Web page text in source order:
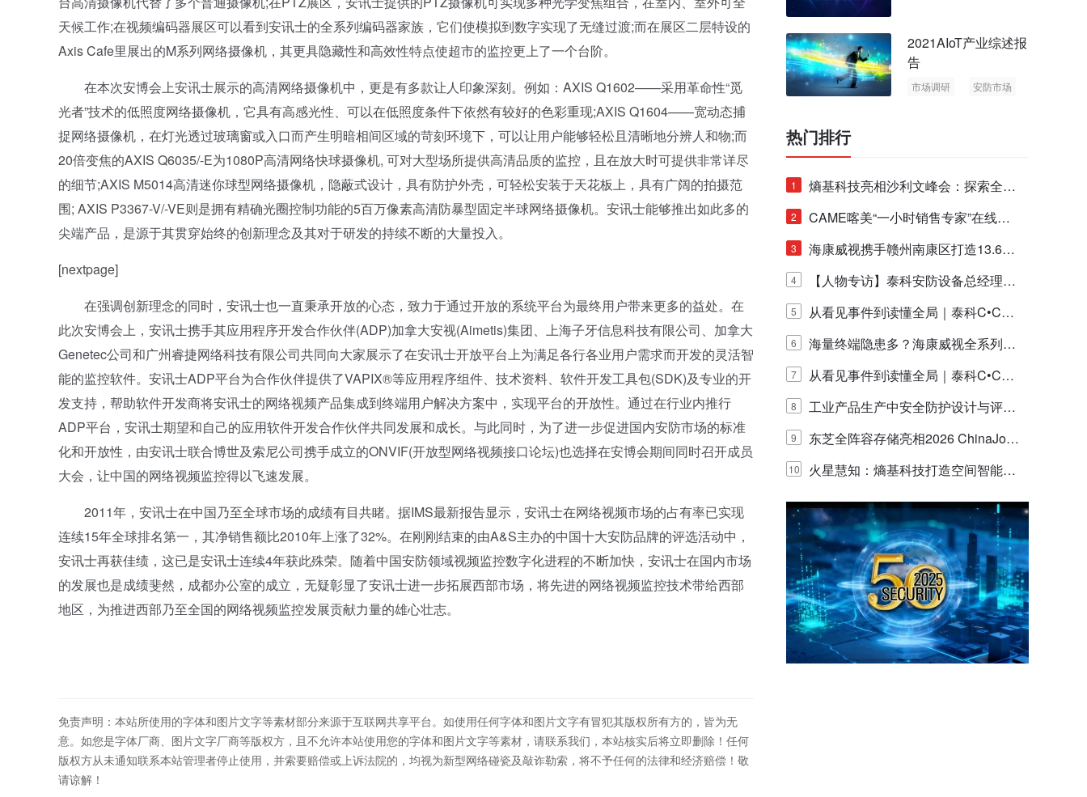
天候工作;在视频编码器展区可以看到安讯士的全系列编码器家族，它们使模拟到数字实现了无缝过渡;而在展区二层特设的
Axis Cafe里展出的M系列网络摄像机，其更具隐藏性和高效性特点使超市的监控更上了一个台阶。
在本次安博会上安讯士展示的高清网络摄像机中，更是有多款让人印象深刻。例如：AXIS Q1602——采用革命性“觅
光者”技术的低照度网络摄像机，它具有高感光性、可以在低照度条件下依然有较好的色彩重现;AXIS Q1604——宽动态捕
捉网络摄像机，在灯光透过玻璃窗或入口而产生明暗相间区域的苛刻环境下，可以让用户能够轻松且清晰地分辨人和物;而
20倍变焦的AXIS Q6035/-E为1080P高清网络快球摄像机, 可对大型场所提供高清品质的监控，且在放大时可提供非常详尽
的细节;AXIS M5014高清迷你球型网络摄像机，隐蔽式设计，具有防护外壳，可轻松安装于天花板上，具有广阔的拍摄范
围; AXIS P3367-V/-VE则是拥有精确光圈控制功能的5百万像素高清防暴型固定半球网络摄像机。安讯士能够推出如此多的
尖端产品，是源于其贯穿始终的创新理念及其对于研发的持续不断的大量投入。
[nextpage]
在强调创新理念的同时，安讯士也一直秉承开放的心态，致力于通过开放的系统平台为最终用户带来更多的益处。在
此次安博会上，安讯士携手其应用程序开发合作伙伴(ADP)加拿大安视(Aimetis)集团、上海子牙信息科技有限公司、加拿大
Genetec公司和广州睿捷网络科技有限公司共同向大家展示了在安讯士开放平台上为满足各行各业用户需求而开发的灵活智
能的监控软件。安讯士ADP平台为合作伙伴提供了VAPIX®等应用程序组件、技术资料、软件开发工具包(SDK)及专业的开
发支持，帮助软件开发商将安讯士的网络视频产品集成到终端用户解决方案中，实现平台的开放性。通过在行业内推行
ADP平台，安讯士期望和自己的应用软件开发合作伙伴共同发展和成长。与此同时，为了进一步促进国内安防市场的标准
化和开放性，由安讯士联合博世及索尼公司携手成立的ONVIF(开放型网络视频接口论坛)也选择在安博会期间同时召开成员
大会，让中国的网络视频监控得以飞速发展。
2011年，安讯士在中国乃至全球市场的成绩有目共睹。据IMS最新报告显示，安讯士在网络视频市场的占有率已实现
连续15年全球排名第一，其净销售额比2010年上涨了32%。在刚刚结束的由A&S主办的中国十大安防品牌的评选活动中，
安讯士再获佳绩，这已是安讯士连续4年获此殊荣。随着中国安防领域视频监控数字化进程的不断加快，安讯士在国内市场
的发展也是成绩斐然，成都办公室的成立，无疑彰显了安讯士进一步拓展西部市场，将先进的网络视频监控技术带给西部
地区，为推进西部乃至全国的网络视频监控发展贡献力量的雄心壮志。
免责声明：本站所使用的字体和图片文字等素材部分来源于互联网共享平台。如使用任何字体和图片文字有冒犯其版权所有方的，皆为无
意。如您是字体厂商、图片文字厂商等版权方，且不允许本站使用您的字体和图片文字等素材，请联系我们，本站核实后将立即删除！任何
版权方从未通知联系本站管理者停止使用，并索要赔偿或上诉法院的，均视为新型网络碰瓷及敲诈勒索，将不予任何的法律和经济赔偿！敬
请谅解！
2021AIoT产业综述报
告
市场调研
安防市场
热门排行
1
熵基科技亮相沙利文峰会：探索全栈
脑机技术商业化生态新路径
2
CAME喀美“一小时销售专家”在线赋
能培训正式启动！
3
海康威视携手赣州南康区打造13.6公
里绿波网
4
【人物专访】泰科安防设备总经理张
宁解码安防出海新范式
5
从看见事件到读懂全局｜泰科C•CUR
E IQ 3.20开启安防运营智能新时代
6
海量终端隐患多？海康威视全系列物
联安全产品，四层守护更放心！
7
从看见事件到读懂全局｜泰科C•CUR
E IQ 3.20开启安防运营智能新时代
8
工业产品生产中安全防护设计与评估
的实践与探讨
9
东芝全阵容存储亮相2026 ChinaJo
y，以海量数据底座赋能“与AI同游”新
体验
10
火星慧知：熵基科技打造空间智能时
代的认知中枢